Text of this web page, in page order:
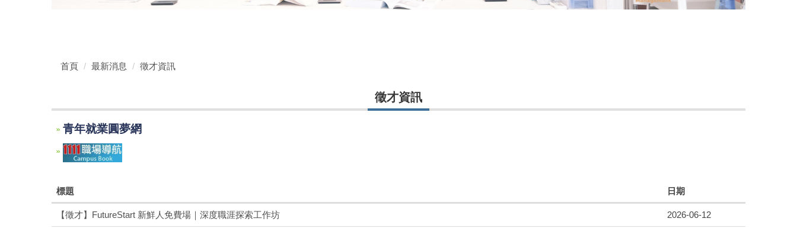
首頁 最新消息 徵才資訊
徵才資訊
青年就業圓夢網
標題 日期
【徵才】FutureStart 新鮮人免費場｜深度職涯探索工作坊 2026-06-12